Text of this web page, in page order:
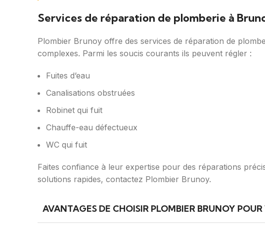
Services de réparation de plomberie à
Plombier Brunoy offre des services de réparation de
complexes. Parmi les soucis courants ils peuvent régler :
Fuites d’eau
Canalisations obstruées
Robinet qui fuit
Chauffe-eau défectueux
WC qui fuit
Faites confiance à leur expertise pour des réparations
solutions rapides, contactez Plombier Brunoy.
AVANTAGES DE CHOISIR PLOMBIER BRUNOY